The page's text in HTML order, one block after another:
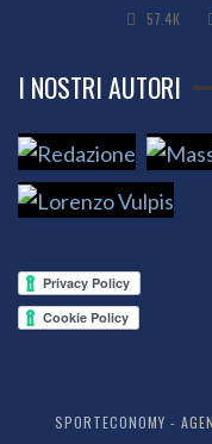
57.4K
I NOSTRI AUTORI
SPORTECONOMY -